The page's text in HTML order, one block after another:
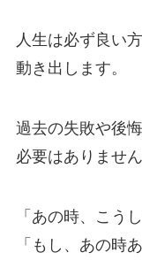
人生は必ず良い
動き出します。
過去の失敗や後
必要はありません
「あの時、こう
「もし、あの時